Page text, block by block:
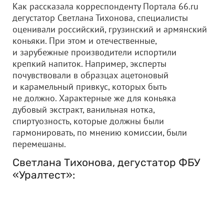
Как рассказала корреспонденту Портала 66.ru
дегустатор Светлана Тихонова, специалисты
оценивали российский, грузинский и армянский
коньяки. При этом и отечественные,
и зарубежные производители испортили
крепкий напиток. Например, эксперты
почувствовали в образцах ацетоновый
и карамельный привкус, которых быть
не должно. Характерные же для коньяка
дубовый экстракт, ванильная нотка,
спиртуозность, которые должны были
гармонировать, по мнению комиссии, были
перемешаны.
Светлана Тихонова, дегустатор ФБУ
«Уралтест»: